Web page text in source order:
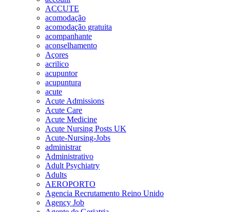
ACCUTE
acomodação
acomodação gratuita
acompanhante
aconselhamento
Açores
acrilico
acupuntor
acupuntura
acute
Acute Admissions
Acute Care
Acute Medicine
Acute Nursing Posts UK
Acute-Nursing-Jobs
administrar
Administrativo
Adult Psychiatry
Adults
AEROPORTO
Agencia Recrutamento Reino Unido
Agency Job